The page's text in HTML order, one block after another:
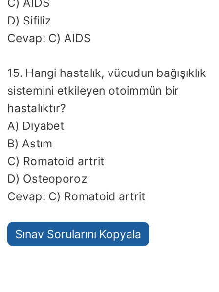
C) AIDS
D) Sifiliz
Cevap: C) AIDS
15. Hangi hastalık, vücudun bağışıklık
sistemini etkileyen otoimmün bir
hastalıktır?
A) Diyabet
B) Astım
C) Romatoid artrit
D) Osteoporoz
Cevap: C) Romatoid artrit
Sınav Sorularını Kopyala